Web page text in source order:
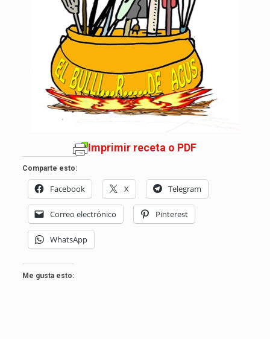
Imprimir receta o PDF
Comparte esto:
Facebook X Telegram
Correo electrónico Pinterest
WhatsApp
Me gusta esto: